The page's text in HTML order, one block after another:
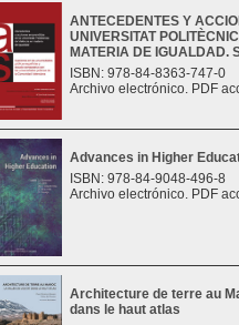
ANTECEDENTES Y
UNIVERSITAT
MATERIA DE IGUALDAD.
ISBN: 978-84-8363-747-0
Archivo electrónico. PDF
Advances in Higher
ISBN: 978-84-9048-496-8
Archivo electrónico. PDF
Architecture de terre au
dans le haut atlas